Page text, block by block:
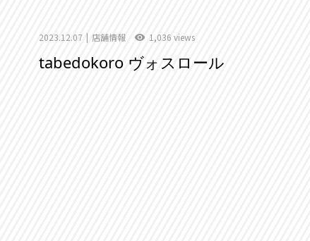
2023.12.07 店舗情報 1,036 views
tabedokoro ヴォスロール